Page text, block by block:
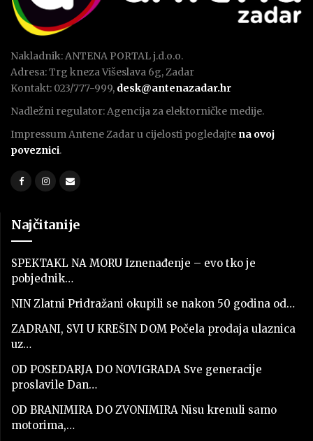
Nakladnik: ANTENA PORTAL j.d.o.o.
Adresa: Trg kneza Višeslava 6g, Zadar
Kontakt: 023/777-999, desk@antenazadar.hr
Nadležni regulator: Agencija za elektorničke medije.
Impressum Antene Zadar u cijelosti pogledajte na ovoj
poveznici.
Najčitanije
SPEKTAKL NA MORU Iznenađenje – evo tko je
pobjednik…
NIN Zlatni Pridražani okupili se nakon 50 godina od…
ZADRANI, SVI U KREŠIN DOM Počela prodaja ulaznica
uz…
OD POSEDARJA DO NOVIGRADA Sve generacije
proslavile Dan…
OD BRANIMIRA DO ZVONIMIRA Nisu krenuli samo
motorima,…